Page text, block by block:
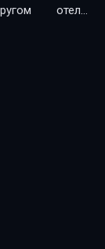
отеле,
до которого